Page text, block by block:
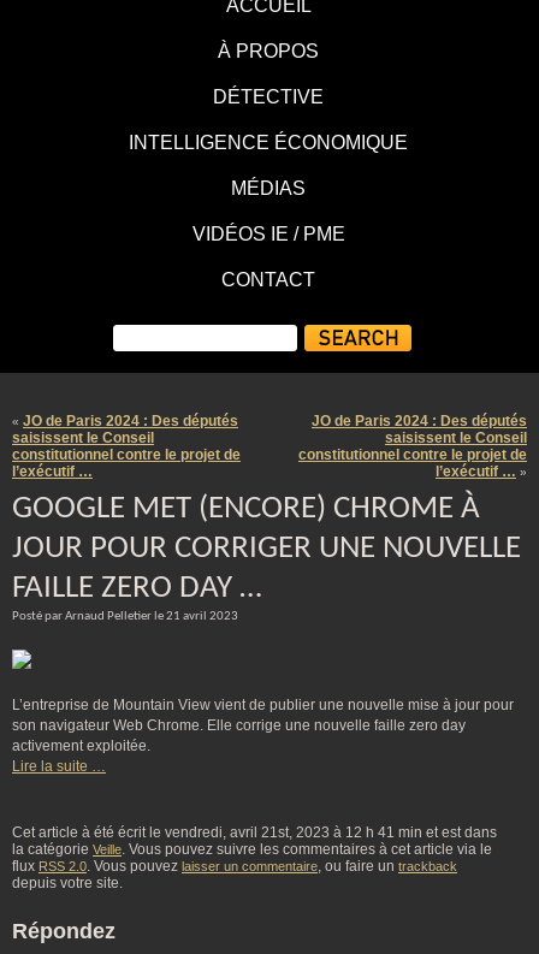
ACCUEIL
À PROPOS
DÉTECTIVE
INTELLIGENCE ÉCONOMIQUE
MÉDIAS
VIDÉOS IE / PME
CONTACT
« JO de Paris 2024 : Des députés
saisissent le Conseil
constitutionnel contre le projet de
l’exécutif …
JO de Paris 2024 : Des députés
saisissent le Conseil
constitutionnel contre le projet de
l’exécutif … »
GOOGLE MET (ENCORE) CHROME À
JOUR POUR CORRIGER UNE NOUVELLE
FAILLE ZERO DAY …
Posté par Arnaud Pelletier le 21 avril 2023
L’entreprise de Mountain View vient de publier une nouvelle mise à jour pour
son navigateur Web Chrome. Elle corrige une nouvelle faille zero day
activement exploitée.
Lire la suite …
Cet article à été écrit le vendredi, avril 21st, 2023 à 12 h 41 min et est dans
la catégorie Veille. Vous pouvez suivre les commentaires à cet article via le
flux RSS 2.0. Vous pouvez laisser un commentaire, ou faire un trackback
depuis votre site.
Répondez